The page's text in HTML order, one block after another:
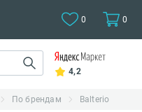
0 0
4,2
По брендам Balterio